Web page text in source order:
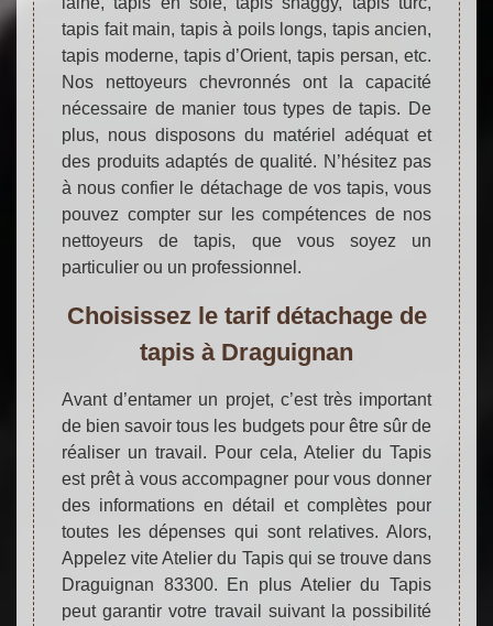
tapis fait main, tapis à poils longs, tapis ancien,
tapis moderne, tapis d’Orient, tapis persan, etc.
Nos nettoyeurs chevronnés ont la capacité
nécessaire de manier tous types de tapis. De
plus, nous disposons du matériel adéquat et
des produits adaptés de qualité. N’hésitez pas
à nous confier le détachage de vos tapis, vous
pouvez compter sur les compétences de nos
nettoyeurs de tapis, que vous soyez un
particulier ou un professionnel.
Choisissez le tarif détachage de
tapis à Draguignan
Avant d’entamer un projet, c’est très important
de bien savoir tous les budgets pour être sûr de
réaliser un travail. Pour cela, Atelier du Tapis
est prêt à vous accompagner pour vous donner
des informations en détail et complètes pour
toutes les dépenses qui sont relatives. Alors,
Appelez vite Atelier du Tapis qui se trouve dans
Draguignan 83300. En plus Atelier du Tapis
peut garantir votre travail suivant la possibilité